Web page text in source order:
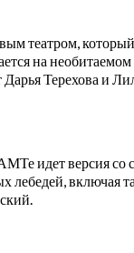
театром, который
на
Терехова и
идет версия со
лебедей,